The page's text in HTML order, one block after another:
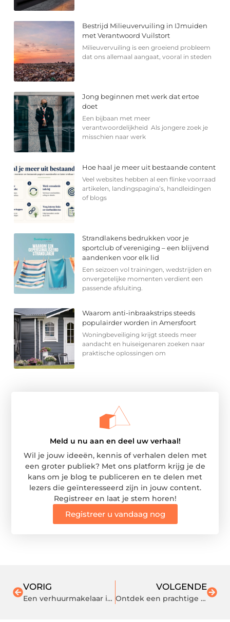
Bestrijd Milieuvervuiling in IJmuiden
met Verantwoord Vuilstort
Milieuvervuiling is een groeiend probleem
dat ons allemaal aangaat, vooral in steden
Jong beginnen met werk dat ertoe
doet
Een bijbaan met meer
verantwoordelijkheid Als jongere zoek je
misschien naar werk
Hoe haal je meer uit bestaande content
Veel websites hebben al een flinke voorraad
artikelen, landingspagina’s, handleidingen
of blogs
Strandlakens bedrukken voor je
sportclub of vereniging – een blijvend
aandenken voor elk lid
Een seizoen vol trainingen, wedstrijden en
onvergetelijke momenten verdient een
passende afsluiting.
Waarom anti-inbraakstrips steeds
populairder worden in Amersfoort
Woningbeveiliging krijgt steeds meer
aandacht en huiseigenaren zoeken naar
praktische oplossingen om
Meld u nu aan en deel uw verhaal!
Wil je jouw ideeën, kennis of verhalen delen met
een groter publiek? Met ons platform krijg je de
kans om je blog te publiceren en te delen met
lezers die geïnteresseerd zijn in jouw content.
Registreer en laat je stem horen!
Registreer u vandaag nog
VORIG
Een verhuurmakelaar in Amsterdam als oplossing voor de woningschaarste
VOLGENDE
Ontdek een prachtige sneeuwplaats in de Ardennen